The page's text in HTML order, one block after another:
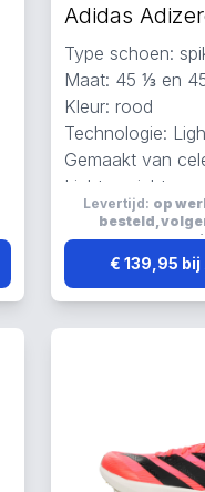
Type schoen:
Maat: 45 ⅓ en
Kleur: rood
Technologie:
Gemaakt van
Lichtgewicht,
ademend
Levertijd: op
besteld,
€ 139,95